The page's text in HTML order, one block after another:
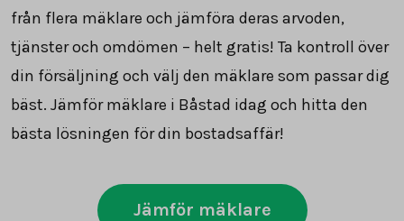
från flera mäklare och jämföra deras arvoden,
tjänster och omdömen – helt gratis! Ta kontroll över
din försäljning och välj den mäklare som passar dig
bäst. Jämför mäklare i Båstad idag och hitta den
bästa lösningen för din bostadsaffär!
Jämför mäklare